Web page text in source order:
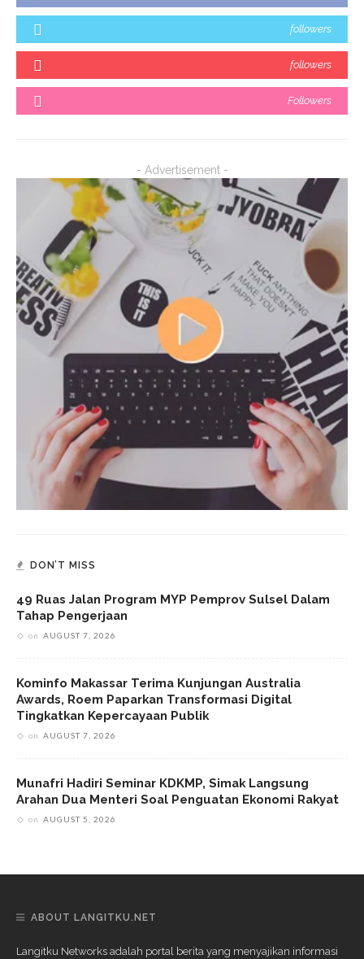
followers
followers
Followers
- Advertisement -
DON’T MISS
49 Ruas Jalan Program MYP Pemprov Sulsel Dalam
Tahap Pengerjaan
on AUGUST 7, 2026
Kominfo Makassar Terima Kunjungan Australia
Awards, Roem Paparkan Transformasi Digital
Tingkatkan Kepercayaan Publik
on AUGUST 7, 2026
Munafri Hadiri Seminar KDKMP, Simak Langsung
Arahan Dua Menteri Soal Penguatan Ekonomi Rakyat
on AUGUST 5, 2026
ABOUT LANGITKU.NET
Langitku Networks adalah portal berita yang menyajikan informasi